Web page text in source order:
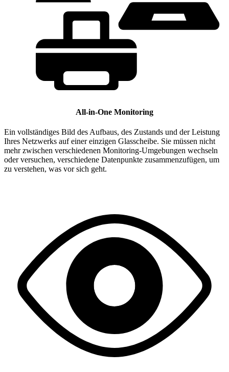
All-in-One Monitoring
Ein vollständiges Bild des Aufbaus, des Zustands und der Leistung
Ihres Netzwerks auf einer einzigen Glasscheibe. Sie müssen nicht
mehr zwischen verschiedenen Monitoring-Umgebungen wechseln
oder versuchen, verschiedene Datenpunkte zusammenzufügen, um
zu verstehen, was vor sich geht.